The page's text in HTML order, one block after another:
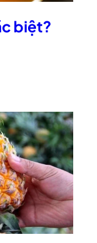
biệt?